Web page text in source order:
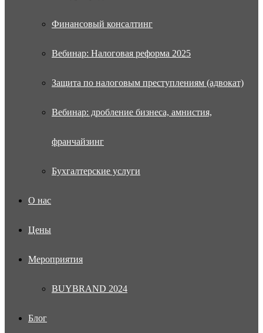
Финансовый консалтинг
Вебинар: Налоговая реформа 2025
Защита по налоговым преступлениям (адвокат)
Вебинар: дробление бизнеса, амнистия,
франчайзинг
Бухгалтерские услуги
О нас
Цены
Мероприятия
BUYBRAND 2024
Блог